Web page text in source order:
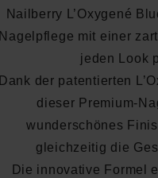
Nailberry L’Oxygené
Nagelpflege mit einer
jeden Look
Dank der patentierten
dieser Premium-
wunderschönes
gleichzeitig die
Die innovative Formel